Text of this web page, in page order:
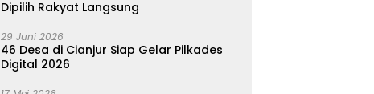
Dipilih Rakyat Langsung
29 Juni 2026
46 Desa di Cianjur Siap Gelar Pilkades
Digital 2026